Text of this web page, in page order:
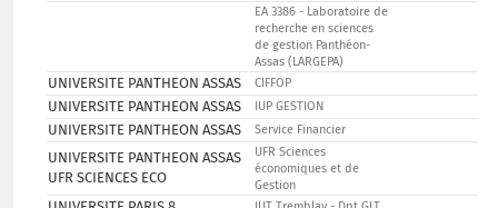
EA 3386 - Laboratoire de
recherche en sciences
de gestion Panthéon-
Assas (LARGEPA)
UNIVERSITE PANTHEON ASSAS CIFFOP
UNIVERSITE PANTHEON ASSAS IUP GESTION
UNIVERSITE PANTHEON ASSAS Service Financier
UNIVERSITE PANTHEON ASSAS
UFR SCIENCES ECO
UFR Sciences
économiques et de
Gestion